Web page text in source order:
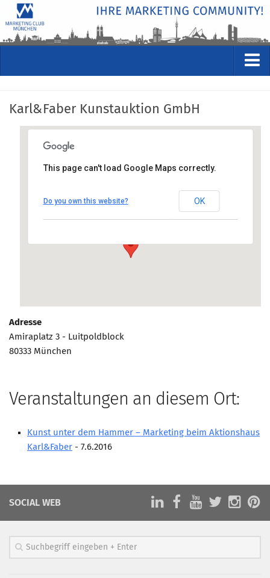
Kommende Veranstaltungen
Rückblicke
Veranstaltungsformate
Münchner Marketingpreis
Mentoring
Bundesverband Marketing Clubs
Marketing Pioniere im BVMC
Clubmagazin
MITGLIEDSCHAFT
Karl&Faber Kunstauktion GmbH
Amiraplatz 3 - Luitpoldblock, 80333 München
Anfahrt anzeigen
This page can't load Google Maps correctly.
Do you own this website? OK
Adresse
Amiraplatz 3 - Luitpoldblock
80333 München
Veranstaltungen an diesem Ort:
Kunst unter dem Hammer – Marketing beim Aktionshaus
Karl&Faber - 7.6.2016
SOCIAL WEB